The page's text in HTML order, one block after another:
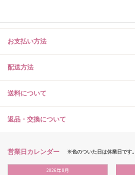
お支払い方法
配送方法
送料について
返品・交換について
営業日カレンダー ※色のついた日は休業日です。
2026年8月